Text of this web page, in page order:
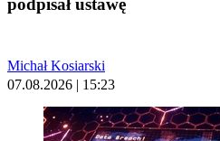
podpisał ustawę
Michał Kosiarski
07.08.2026 | 15:23